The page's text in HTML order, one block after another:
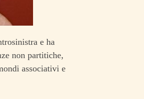
e ha
non partitiche,
associativi e